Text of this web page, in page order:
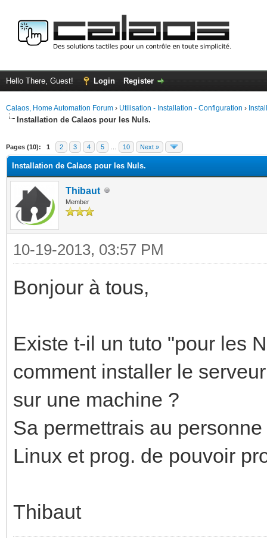
Hello There, Guest! Login Register
Calaos, Home Automation Forum › Utilisation - Installation - Configuration ›
Installation de Calaos pour les Nuls.
Pages (10): 1 2 3 4 5 10 Next »
Installation de Calaos pour les Nuls.
Thibaut
Member
10-19-2013, 03:57 PM
Bonjour à tous,
Existe t-il un tuto "pour les
comment installer le
sur une machine ?
Sa permettrais au
Linux et prog. de pouvoir
Thibaut